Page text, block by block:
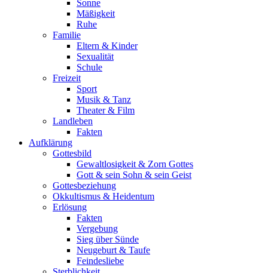
Sonne
Mäßigkeit
Ruhe
Familie
Eltern & Kinder
Sexualität
Schule
Freizeit
Sport
Musik & Tanz
Theater & Film
Landleben
Fakten
Aufklärung
Gottesbild
Gewaltlosigkeit & Zorn Gottes
Gott & sein Sohn & sein Geist
Gottesbeziehung
Okkultismus & Heidentum
Erlösung
Fakten
Vergebung
Sieg über Sünde
Neugeburt & Taufe
Feindesliebe